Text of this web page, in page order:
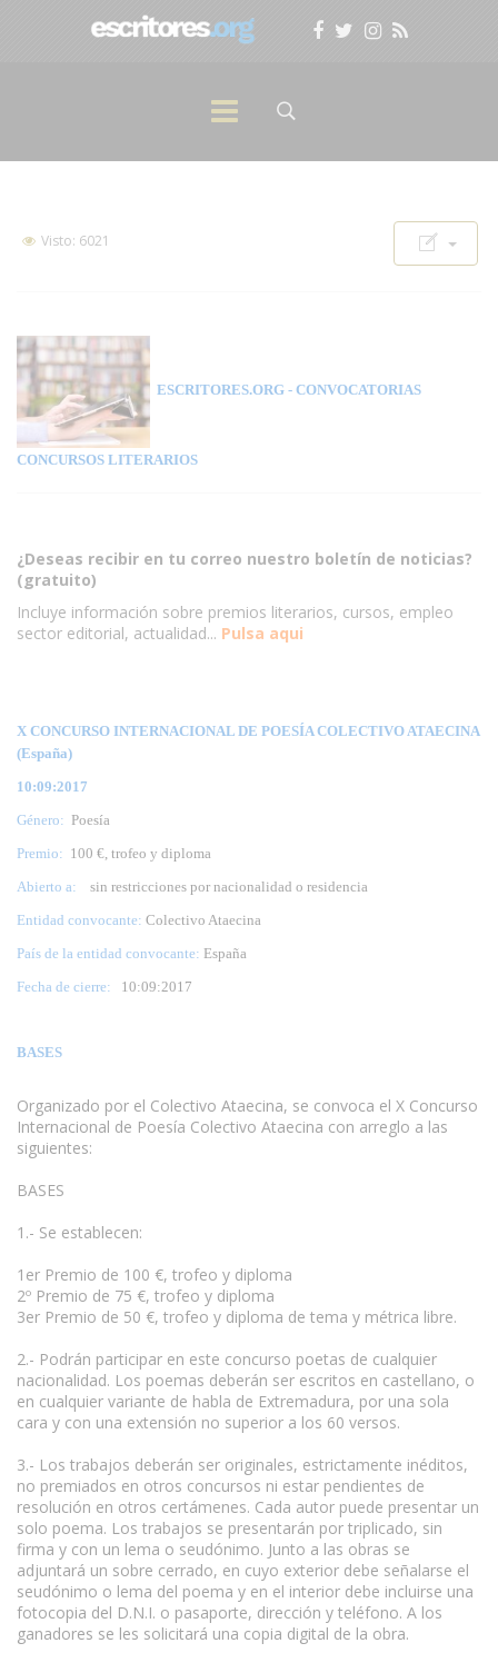
Visto: 6021
ESCRITORES.ORG - CONVOCATORIAS
CONCURSOS LITERARIOS
¿Deseas recibir en tu correo nuestro boletín de noticias?
(gratuito)
Incluye información sobre premios literarios, cursos, empleo
sector editorial, actualidad... Pulsa aqui
X CONCURSO INTERNACIONAL DE POESÍA COLECTIVO ATAECINA
(España)
10:09:2017
Género: Poesía
Premio: 100 €, trofeo y diploma
Abierto a: sin restricciones por nacionalidad o residencia
Entidad convocante: Colectivo Ataecina
País de la entidad convocante: España
Fecha de cierre: 10:09:2017
BASES
Organizado por el Colectivo Ataecina, se convoca el X Concurso
Internacional de Poesía Colectivo Ataecina con arreglo a las
siguientes:
BASES
1.- Se establecen:
1er Premio de 100 €, trofeo y diploma
2º Premio de 75 €, trofeo y diploma
3er Premio de 50 €, trofeo y diploma de tema y métrica libre.
2.- Podrán participar en este concurso poetas de cualquier
nacionalidad. Los poemas deberán ser escritos en castellano, o
en cualquier variante de habla de Extremadura, por una sola
cara y con una extensión no superior a los 60 versos.
3.- Los trabajos deberán ser originales, estrictamente inéditos,
no premiados en otros concursos ni estar pendientes de
resolución en otros certámenes. Cada autor puede presentar un
solo poema. Los trabajos se presentarán por triplicado, sin
firma y con un lema o seudónimo. Junto a las obras se
adjuntará un sobre cerrado, en cuyo exterior debe señalarse el
seudónimo o lema del poema y en el interior debe incluirse una
fotocopia del D.N.I. o pasaporte, dirección y teléfono. A los
ganadores se les solicitará una copia digital de la obra.